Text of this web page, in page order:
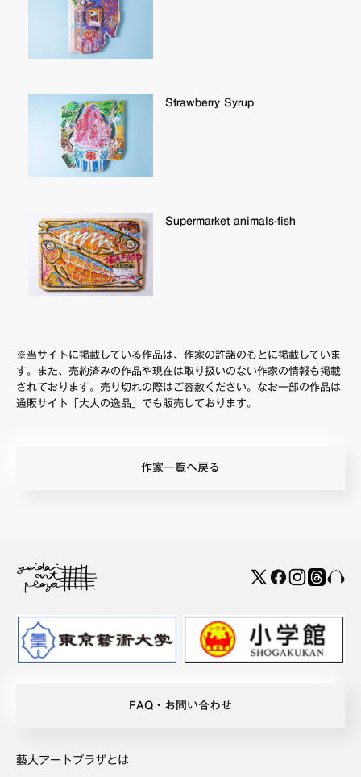
Strawberry Syrup
Supermarket animals-fish
※当サイトに掲載している作品は、作家の許諾のもとに掲載していま
す。また、売約済みの作品や現在は取り扱いのない作家の情報も掲載
されております。売り切れの際はご容赦ください。なお一部の作品は
通販サイト「大人の逸品」でも販売しております。
作家一覧へ戻る
FAQ・お問い合わせ
藝大アートプラザとは